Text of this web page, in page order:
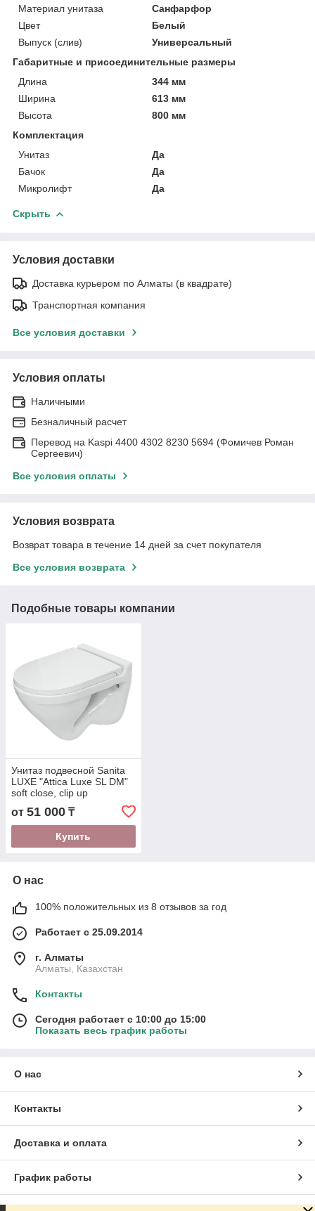
Материал унитаза
Санфарфор
Цвет
Белый
Выпуск (слив)
Универсальный
Габаритные и присоединительные размеры
Длина
344 мм
Ширина
613 мм
Высота
800 мм
Комплектация
Унитаз
Да
Бачок
Да
Микролифт
Да
Скрыть
Условия доставки
Доставка курьером по Алматы (в квадрате)
Транспортная компания
Все условия доставки
Условия оплаты
Наличными
Безналичный расчет
Перевод на Kaspi 4400 4302 8230 5694 (Фомичев Роман
Сергеевич)
Все условия оплаты
Условия возврата
Возврат товара в течение 14 дней за счет покупателя
Все условия возврата
Подобные товары компании
Унитаз подвесной Sanita
LUXE "Attica Luxe SL DM"
soft close, clip up
(ATCSLWH0104)
от 51 000 ₸
Купить
О нас
100% положительных из 8 отзывов за год
Работает с 25.09.2014
г. Алматы
Алматы, Казахстан
Контакты
Сегодня работает с 10:00 до 15:00
Показать весь график работы
О нас
Контакты
Доставка и оплата
График работы